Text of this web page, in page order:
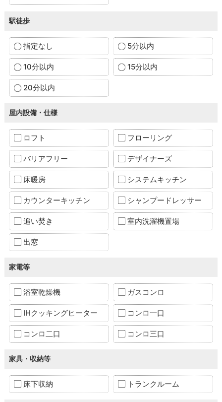
駅徒歩
指定なし 5分以内
10分以内 15分以内
20分以内
屋内設備・仕様
ロフト フローリング
バリアフリー デザイナーズ
床暖房 システムキッチン
カウンターキッチン シャンプードレッサー
追い焚き 室内洗濯機置場
出窓
家電等
浴室乾燥機 ガスコンロ
IHクッキングヒーター コンロ一口
コンロ二口 コンロ三口
家具・収納等
床下収納 トランクルーム